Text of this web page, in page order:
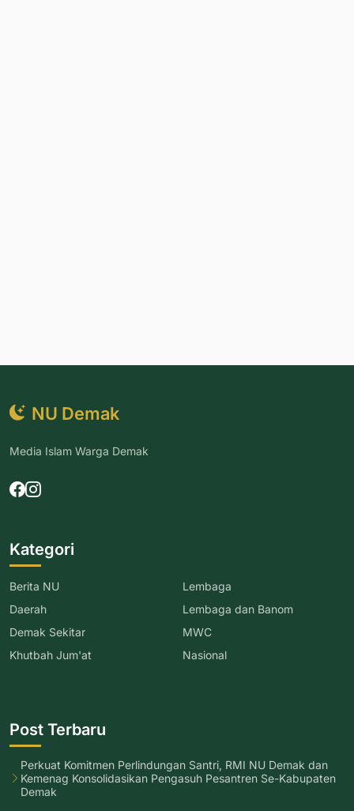
NU Demak
Media Islam Warga Demak
Kategori
Berita NU
Daerah
Demak Sekitar
Khutbah Jum'at
Lembaga
Lembaga dan Banom
MWC
Nasional
Post Terbaru
Perkuat Komitmen Perlindungan Santri, RMI NU Demak dan
Kemenag Konsolidasikan Pengasuh Pesantren Se-Kabupaten
Demak